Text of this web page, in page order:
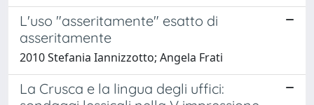
L'uso "asseritamente" esatto di
asseritamente
2010 Stefania Iannizzotto; Angela Frati
La Crusca e la lingua degli uffici: